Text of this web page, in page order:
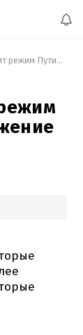
Что больше приблизит режим Путина к краху: продолжение войны или перемирие